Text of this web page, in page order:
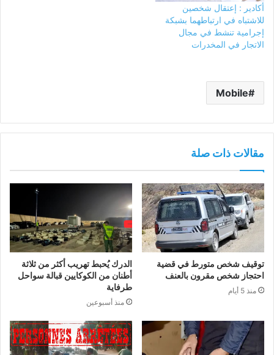
أكادير : إعتقال شخصين
للاشتباه في ارتباطهما بشبكة
إجرامية تنشط في مجال
الاتجار في المخدرات
Mobile
مقالات ذات صلة
توقيف شخص متورط في قضية
احتجاز شخص مقرون بالعنف
منذ 5 أيام
الدرك يُحبط تهريب أكثر من ثلاثة
أطنان من الكوكايين قبالة سواحل
طرفاية
منذ أسبوعين